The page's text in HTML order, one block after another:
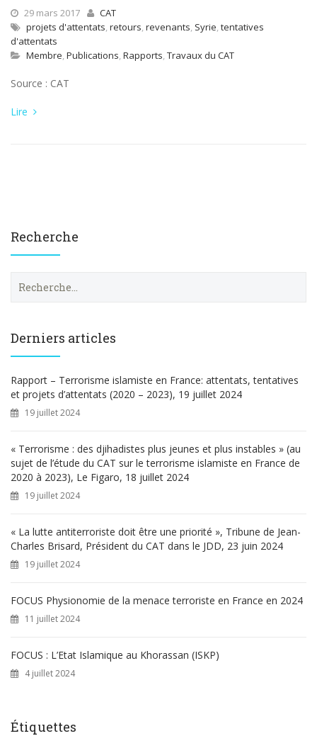
29 mars 2017
CAT
projets d'attentats, retours, revenants, Syrie, tentatives
d'attentats
Membre, Publications, Rapports, Travaux du CAT
Source : CAT
Lire
Recherche
e
h
e
r
Derniers articles
Rapport – Terrorisme islamiste en France: attentats, tentatives
et projets d’attentats (2020 – 2023), 19 juillet 2024
19 juillet 2024
« Terrorisme : des djihadistes plus jeunes et plus instables » (au
sujet de l’étude du CAT sur le terrorisme islamiste en France de
2020 à 2023), Le Figaro, 18 juillet 2024
19 juillet 2024
« La lutte antiterroriste doit être une priorité », Tribune de Jean-
Charles Brisard, Président du CAT dans le JDD, 23 juin 2024
19 juillet 2024
FOCUS Physionomie de la menace terroriste en France en 2024
11 juillet 2024
FOCUS : L’Etat Islamique au Khorassan (ISKP)
4 juillet 2024
Étiquettes